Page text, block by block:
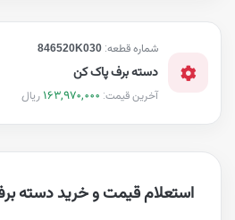
شماره قطعه: 846520K030
دسته برف پاک کن
آخرین قیمت: 163,970,000 ریال
استعلام قیمت و خرید دسته